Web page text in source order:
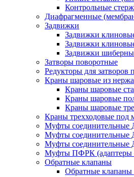
Контрольные
Диафрагменные
Задвижки
Задвижки
Задвижки
Задвижки
Затворы поворотные
Редукторы для затворов
Краны шаровые из
Краны шаровые
Краны шаровые
Краны шаровые
Краны трехходовые под
Муфты соединительные
Муфты соединительные
Муфты соединительные
Муфты ПФРК (адаптеры
Обратные клапаны
Обратные клапаны